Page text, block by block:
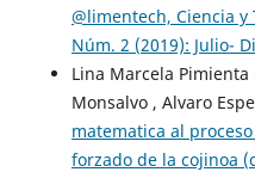
@limentech, Ciencia
Núm. 2 (2019): Julio-
Lina Marcela
Monsalvo , Alvaro
matematica al
forzado de la cojinoa